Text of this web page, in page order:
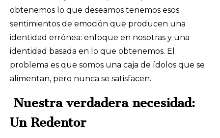
obtenemos lo que deseamos tenemos esos
sentimientos de emoción que producen una
identidad errónea: enfoque en nosotras y una
identidad basada en lo que obtenemos. El
problema es que somos una caja de ídolos que se
alimentan, pero nunca se satisfacen.
Nuestra verdadera necesidad:
Un Redentor